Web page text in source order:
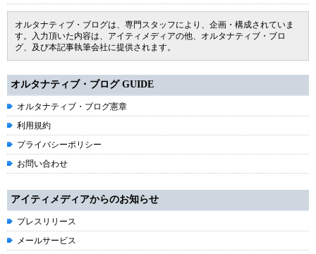
オルタナティブ・ブログは、専門スタッフにより、企画・構成されていま
す。入力頂いた内容は、アイティメディアの他、オルタナティブ・ブロ
グ、及び本記事執筆会社に提供されます。
オルタナティブ・ブログ GUIDE
オルタナティブ・ブログ憲章
利用規約
プライバシーポリシー
お問い合わせ
アイティメディアからのお知らせ
プレスリリース
メールサービス